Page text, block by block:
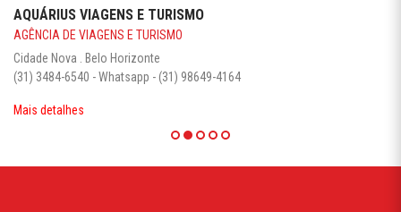
AQUÁRIUS VIAGENS E TURISMO
AGÊNCIA DE VIAGENS E TURISMO
Cidade Nova . Belo Horizonte
(31) 3484-6540 - Whatsapp - (31) 98649-4164
Mais detalhes